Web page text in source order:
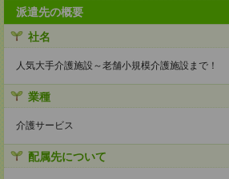
派遣先の概要
社名
人気大手介護施設～老舗小規模介護施設まで！
業種
介護サービス
配属先について